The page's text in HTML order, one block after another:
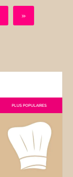
»
PLUS POPULAIRES